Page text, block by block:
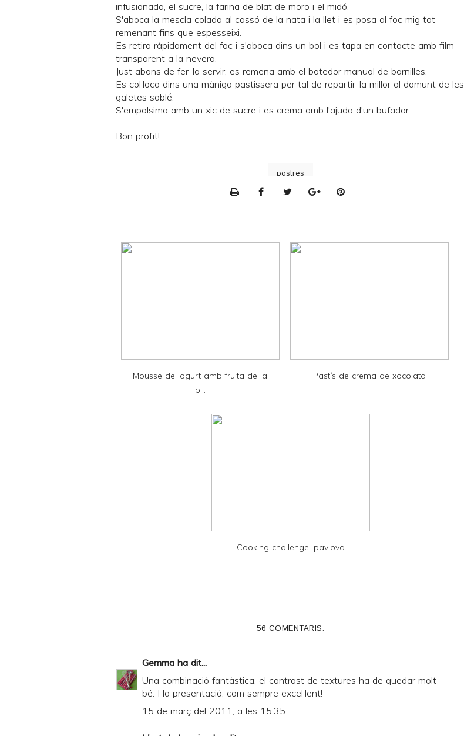
infusionada, el sucre, la farina de blat de moro i el midó.
S'aboca la mescla colada al cassó de la nata i la llet i es posa al foc mig tot
remenant fins que espesseixi.
Es retira ràpidament del foc i s'aboca dins un bol i es tapa en contacte amb film
transparent a la nevera.
Just abans de fer-la servir, es remena amb el batedor manual de barnilles.
Es col·loca dins una màniga pastissera per tal de repartir-la millor al damunt de les
galetes sablé.
S'empolsima amb un xic de sucre i es crema amb l'ajuda d'un bufador.
Bon profit!
postres
n
F
Mousse de iogurt amb fruita de la
p...
Pastís de crema de xocolata
Cooking challenge: pavlova
56 COMENTARIS:
Gemma ha dit...
Una combinació fantàstica, el contrast de textures ha de quedar molt
bé. I la presentació, com sempre excel·lent!
15 de març del 2011, a les 15:35